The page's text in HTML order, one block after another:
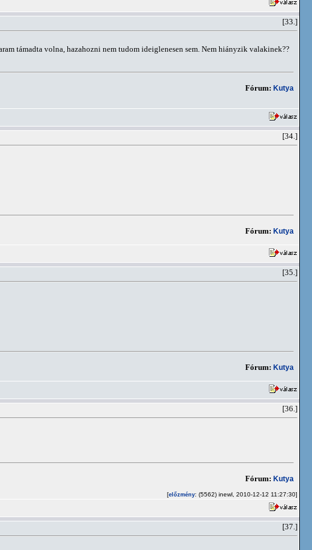
[33.]
támadta volna, hazahozni nem tudom ideiglenesen sem. Nem hiányzik valakinek??
Fórum: Kutya
[34.]
Fórum: Kutya
[35.]
Fórum: Kutya
[36.]
Fórum: Kutya
[előzmény: (5562) inewl, 2010-12-12 11:27:30]
[37.]